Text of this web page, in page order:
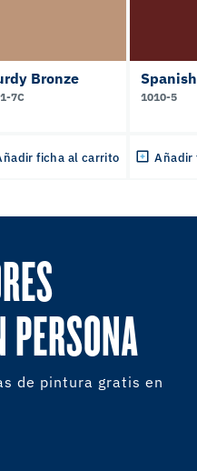
Bronze
7C
ficha al carrito
1010-5
Añadir
de pintura gratis en